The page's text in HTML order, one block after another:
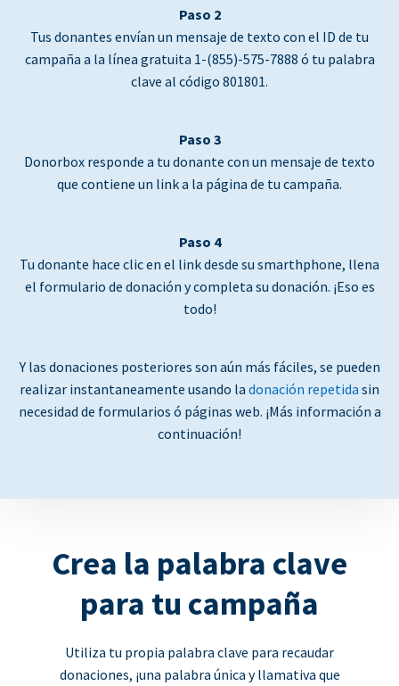
Paso 2
Tus donantes envían un mensaje de texto con el ID de tu
campaña a la línea gratuita 1-(855)-575-7888 ó tu palabra
clave al código 801801.
Paso 3
Donorbox responde a tu donante con un mensaje de texto
que contiene un link a la página de tu campaña.
Paso 4
Tu donante hace clic en el link desde su smarthphone, llena
el formulario de donación y completa su donación. ¡Eso es
todo!
Y las donaciones posteriores son aún más fáciles, se pueden
realizar instantaneamente usando la donación repetida sin
necesidad de formularios ó páginas web. ¡Más información a
continuación!
Crea la palabra clave
para tu campaña
Utiliza tu propia palabra clave para recaudar
donaciones, ¡una palabra única y llamativa que